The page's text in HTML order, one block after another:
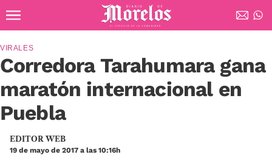
Diario de Morelos
Corredora Tarahumara gana
maratón internacional en
Puebla
VIRALES
EDITOR WEB
19 de mayo de 2017 a las 10:16h